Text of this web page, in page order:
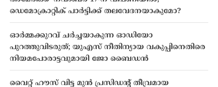
ഡെമോക്രാറ്റിക് പാർട്ടിക്ക് തലവേദനയാകുമോ?
ഓർമ്മക്കുറവ് ചർച്ചയാകുന്ന ഓഡിയോ
പുറത്തുവിടരുത്; യുഎസ് നീതിന്യായ വകുപ്പിനെതിരെ
നിയമപോരാട്ടവുമായി ജോ ബൈഡൻ
വൈറ്റ് ഹൗസ് വിട്ട മുൻ പ്രസിഡന്‍റ് തീവ്രമായ